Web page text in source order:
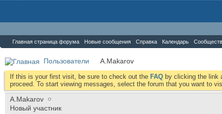
Главная страница форума Новые сообщения Справка Календарь
Пользователи A.Makarov
If this is your first visit, be sure to check out the FAQ by clicking the link
proceed. To start viewing messages, select the forum that you want to
A.Makarov
Новый участник